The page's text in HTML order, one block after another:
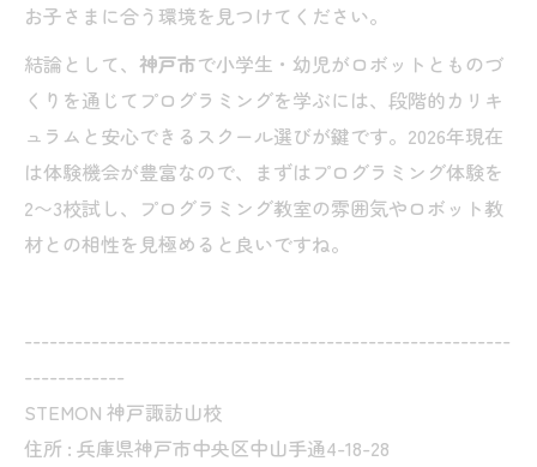
お子さまに合う環境を見つけてください。
結論として、 神戸市で小学生・幼児がロボットとものづ
くりを通じてプログラミングを学ぶには、段階的カリキ
ュラムと安心できるスクール選びが鍵です。2026年現在
は体験機会が豊富なので、まずはプログラミング体験を
2〜3校試し、プログラミング教室の雰囲気やロボット教
材との相性を見極めると良いですね。
----------------------------------------------------------
------------
STEMON 神戸諏訪山校
住所 : 兵庫県神戸市中央区中山手通4-18-28